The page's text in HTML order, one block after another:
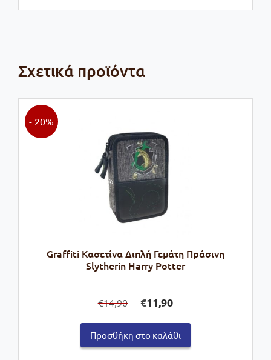
Σχετικά προϊόντα
Graffiti Κασετίνα Διπλή Γεμάτη Πράσινη
Slytherin Harry Potter
- 20%
€14,90
price
was:
€14,90.
€11,90τρέχουσα
τιμή
είναι:
€11,90.
Προσθήκη στο καλάθι